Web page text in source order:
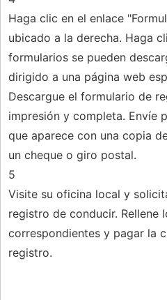
Haga clic en el enlace
ubicado a la derecha. Haga
formularios se pueden
dirigido a una página web
Descargue el formulario de
impresión y completa. Envíe
que aparece con una copia
un cheque o giro postal.
5
Visite su oficina local y
registro de conducir. Rellene
correspondientes y pagar la
registro.